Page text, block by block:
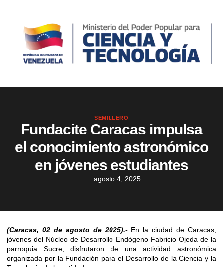
SEMILLERO
Fundacite Caracas impulsa
el conocimiento astronómico
en jóvenes estudiantes
agosto 4, 2025
(Caracas, 02 de agosto de 2025).- En la ciudad de Caracas,
jóvenes del Núcleo de Desarrollo Endógeno Fabricio Ojeda de la
parroquia Sucre, disfrutaron de una actividad astronómica
organizada por la Fundación para el Desarrollo de la Ciencia y la